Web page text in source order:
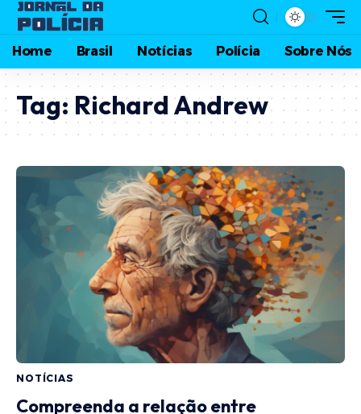
Home Brasil Notícias Polícia Sobre Nós
Tag: Richard Andrew
NOTÍCIAS
Compreenda a relação entre